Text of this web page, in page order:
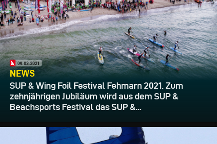
09.03.2021
NEWS
SUP & Wing Foil Festival Fehmarn 2021. Zum
zehnjährigen Jubiläum wird aus dem SUP &
Beachsports Festival das SUP &...